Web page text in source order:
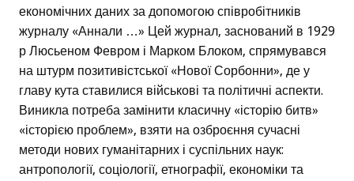
економічних даних за допомогою співробітників
журналу «Аннали …» Цей журнал, заснований в 1929
р Люсьеном Февром і Марком Блоком, спрямувався
на штурм позитивістської «Нової Сорбонни», де у
главу кута ставилися військові та політичні аспекти.
Виникла потреба замінити класичну «історію битв»
«історією проблем», взяти на озброєння сучасні
методи нових гуманітарних і суспільних наук:
антропології, соціології, етнографії, економіки та